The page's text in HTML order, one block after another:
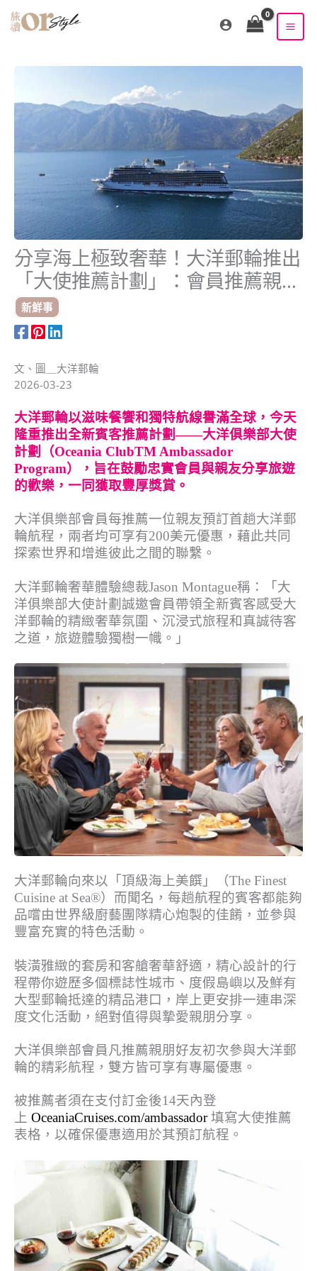
分享海上極致奢華！大洋郵輪推出
「大使推薦計劃」：會員推薦親友
首航，雙方各享 200 美元未來航
程優惠
新鮮事
文、圖＿大洋郵輪
2026-03-23
大洋郵輪以滋味餐饗和獨特航線譽滿全球，今天
隆重推出全新賓客推薦計劃——大洋俱樂部大使
計劃（Oceania ClubTM Ambassador
Program），旨在鼓勵忠實會員與親友分享旅遊
的歡樂，一同獲取豐厚獎賞。
大洋俱樂部會員每推薦一位親友預訂首趟大洋郵
輪航程，兩者均可享有200美元優惠，藉此共同
探索世界和增進彼此之間的聯繫。
大洋郵輪奢華體驗總裁Jason Montague稱：「大
洋俱樂部大使計劃誠邀會員帶領全新賓客感受大
洋郵輪的精緻奢華氛圍、沉浸式旅程和真誠待客
之道，旅遊體驗獨樹一幟。」
大洋郵輪向來以「頂級海上美饌」（The Finest
Cuisine at Sea®）而聞名，每趟航程的賓客都能夠
品嚐由世界級廚藝團隊精心炮製的佳餚，並參與
豐富充實的特色活動。
裝潢雅緻的套房和客艙奢華舒適，精心設計的行
程帶你遊歷多個標誌性城市、度假島嶼以及鮮有
大型郵輪抵達的精品港口，岸上更安排一連串深
度文化活動，絕對值得與摯愛親朋分享。
大洋俱樂部會員凡推薦親朋好友初次參與大洋郵
輪的精彩航程，雙方皆可享有專屬優惠。
被推薦者須在支付訂金後14天內登
上 OceaniaCruises.com/ambassador填寫大使推薦
表格，以確保優惠適用於其預訂航程。